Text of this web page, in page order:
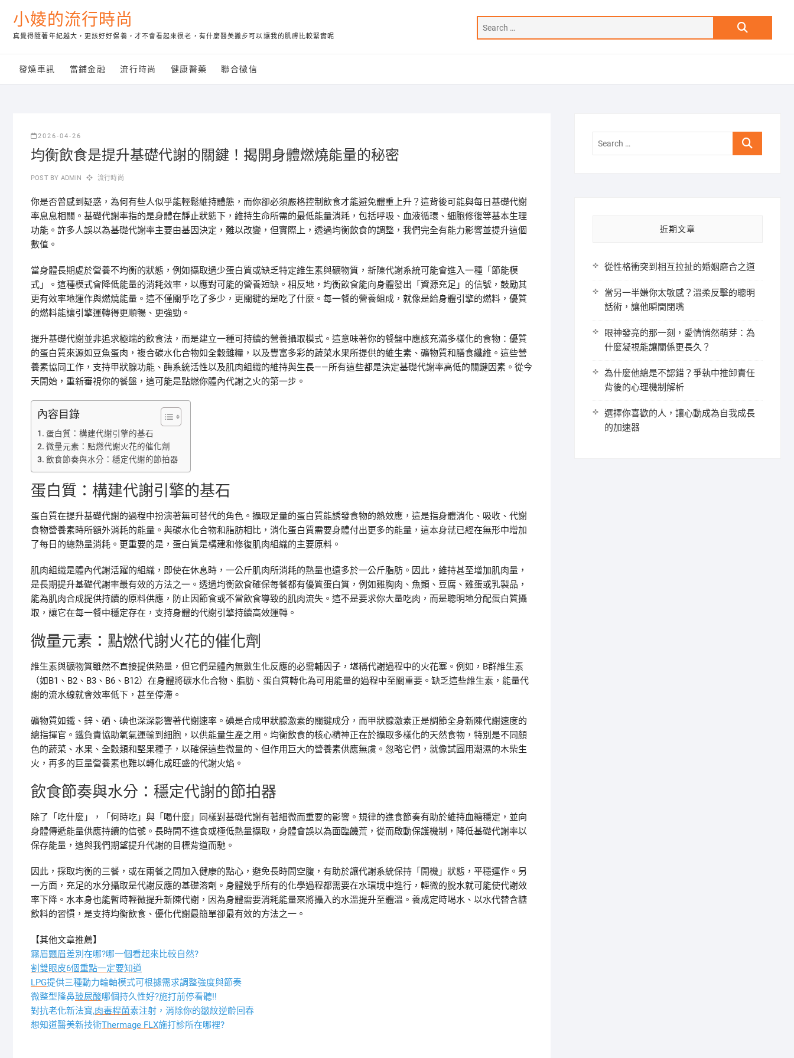
content
小婈的流行時尚
真覺得隨著年紀越大，更該好好保養，才不會看起來很老，有什麼醫美撇步可以讓我的肌膚比較緊實呢
Search
發燒車訊 當鋪金融 流行時尚 健康醫藥 聯合徵信
2026-04-26
均衡飲食是提升基礎代謝的關鍵！揭開身體燃燒能量的秘密
POST BY ADMIN 流行時尚
你是否曾感到疑惑，為何有些人似乎能輕鬆維持體態，而你卻必須嚴格控制飲食才能避免體重上升？這背後可能與每日基礎代謝
率息息相關。基礎代謝率指的是身體在靜止狀態下，維持生命所需的最低能量消耗，包括呼吸、血液循環、細胞修復等基本生理
功能。許多人誤以為基礎代謝率主要由基因決定，難以改變，但實際上，透過均衡飲食的調整，我們完全有能力影響並提升這個
數值。
當身體長期處於營養不均衡的狀態，例如攝取過少蛋白質或缺乏特定維生素與礦物質，新陳代謝系統可能會進入一種「節能模
式」。這種模式會降低能量的消耗效率，以應對可能的營養短缺。相反地，均衡飲食能向身體發出「資源充足」的信號，鼓勵其
更有效率地運作與燃燒能量。這不僅關乎吃了多少，更關鍵的是吃了什麼。每一餐的營養組成，就像是給身體引擎的燃料，優質
的燃料能讓引擎運轉得更順暢、更強勁。
提升基礎代謝並非追求極端的飲食法，而是建立一種可持續的營養攝取模式。這意味著你的餐盤中應該充滿多樣化的食物：優質
的蛋白質來源如豆魚蛋肉，複合碳水化合物如全穀雜糧，以及豐富多彩的蔬菜水果所提供的維生素、礦物質和膳食纖維。這些營
養素協同工作，支持甲狀腺功能、酶系統活性以及肌肉組織的維持與生長——所有這些都是決定基礎代謝率高低的關鍵因素。從今
天開始，重新審視你的餐盤，這可能是點燃你體內代謝之火的第一步。
內容目錄
蛋白質：構建代謝引擎的基石
微量元素：點燃代謝火花的催化劑
飲食節奏與水分：穩定代謝的節拍器
蛋白質：構建代謝引擎的基石
蛋白質在提升基礎代謝的過程中扮演著無可替代的角色。攝取足量的蛋白質能誘發食物的熱效應，這是指身體消化、吸收、代謝
食物營養素時所額外消耗的能量。與碳水化合物和脂肪相比，消化蛋白質需要身體付出更多的能量，這本身就已經在無形中增加
了每日的總熱量消耗。更重要的是，蛋白質是構建和修復肌肉組織的主要原料。
肌肉組織是體內代謝活躍的組織，即使在休息時，一公斤肌肉所消耗的熱量也遠多於一公斤脂肪。因此，維持甚至增加肌肉量，
是長期提升基礎代謝率最有效的方法之一。透過均衡飲食確保每餐都有優質蛋白質，例如雞胸肉、魚類、豆腐、雞蛋或乳製品，
能為肌肉合成提供持續的原料供應，防止因節食或不當飲食導致的肌肉流失。這不是要求你大量吃肉，而是聰明地分配蛋白質攝
取，讓它在每一餐中穩定存在，支持身體的代謝引擎持續高效運轉。
微量元素：點燃代謝火花的催化劑
維生素與礦物質雖然不直接提供熱量，但它們是體內無數生化反應的必需輔因子，堪稱代謝過程中的火花塞。例如，B群維生素
（如B1、B2、B3、B6、B12）在身體將碳水化合物、脂肪、蛋白質轉化為可用能量的過程中至關重要。缺乏這些維生素，能量代
謝的流水線就會效率低下，甚至停滯。
礦物質如鐵、鋅、硒、碘也深深影響著代謝速率。碘是合成甲狀腺激素的關鍵成分，而甲狀腺激素正是調節全身新陳代謝速度的
總指揮官。鐵負責協助氧氣運輸到細胞，以供能量生產之用。均衡飲食的核心精神正在於攝取多樣化的天然食物，特別是不同顏
色的蔬菜、水果、全穀類和堅果種子，以確保這些微量的、但作用巨大的營養素供應無虞。忽略它們，就像試圖用潮濕的木柴生
火，再多的巨量營養素也難以轉化成旺盛的代謝火焰。
飲食節奏與水分：穩定代謝的節拍器
除了「吃什麼」，「何時吃」與「喝什麼」同樣對基礎代謝有著細微而重要的影響。規律的進食節奏有助於維持血糖穩定，並向
身體傳遞能量供應持續的信號。長時間不進食或極低熱量攝取，身體會誤以為面臨饑荒，從而啟動保護機制，降低基礎代謝率以
保存能量，這與我們期望提升代謝的目標背道而馳。
因此，採取均衡的三餐，或在兩餐之間加入健康的點心，避免長時間空腹，有助於讓代謝系統保持「開機」狀態，平穩運作。另
一方面，充足的水分攝取是代謝反應的基礎溶劑。身體幾乎所有的化學過程都需要在水環境中進行，輕微的脫水就可能使代謝效
率下降。水本身也能暫時輕微提升新陳代謝，因為身體需要消耗能量來將攝入的水溫提升至體溫。養成定時喝水、以水代替含糖
飲料的習慣，是支持均衡飲食、優化代謝最簡單卻最有效的方法之一。
【其他文章推薦】
霧眉飄眉差別在哪?哪一個看起來比較自然?
割雙眼皮6個重點一定要知道
LPG提供三種動力輪軸模式可根據需求調整強度與節奏
微整型隆鼻玻尿酸哪個持久性好?施打前停看聽!!
對抗老化新法寶,肉毒桿菌素注射，消除你的皺紋逆齡回春
想知道醫美新技術Thermage FLX施打診所在哪裡?
Search
近期文章
從性格衝突到相互拉扯的婚姻磨合之道
當另一半嫌你太敏感？溫柔反擊的聰明
話術，讓他瞬間閉嘴
眼神發亮的那一刻，愛情悄然萌芽：為
什麼凝視能讓關係更長久？
為什麼他總是不認錯？爭執中推卸責任
背後的心理機制解析
選擇你喜歡的人，讓心動成為自我成長
的加速器